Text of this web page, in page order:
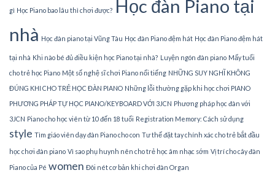
gì Học Piano bao lâu thì chơi được?
Học đàn Piano tại
nhà Học đàn piano tại Vũng Tàu Học đàn Piano đệm hát Học đàn Piano đệm hát
tại nhà Khi nào bé đủ điều kiện học Piano tại nhà? Luyện ngón đàn piano Mấy tuổi
cho trẻ học Piano Một số nghệ sĩ chơi Piano nổi tiếng NHỮNG SUY NGHĨ KHÔNG
ĐÚNG KHI CHO TRẺ HỌC ĐÀN PIANO Những lỗi thường gặp khi học chơi PIANO
PHƯƠNG PHÁP TỰ HỌC PIANO/KEYBOARD VỚI 3JCN Phương pháp học đàn với
3JCN Piano cho học viên từ 10 đến 18 tuổi Registration Memory: Cách sử dụng
style Tìm giáo viên dạy đàn Piano cho con Tư thế đặt tay chính xác cho trẻ bắt đầu
học chơi đàn piano Vì sao phụ huynh nên cho trẻ học âm nhạc sớm Vị trí cho cây đàn
Piano của Pé women Đôi nét cơ bản khi chơi đàn Organ